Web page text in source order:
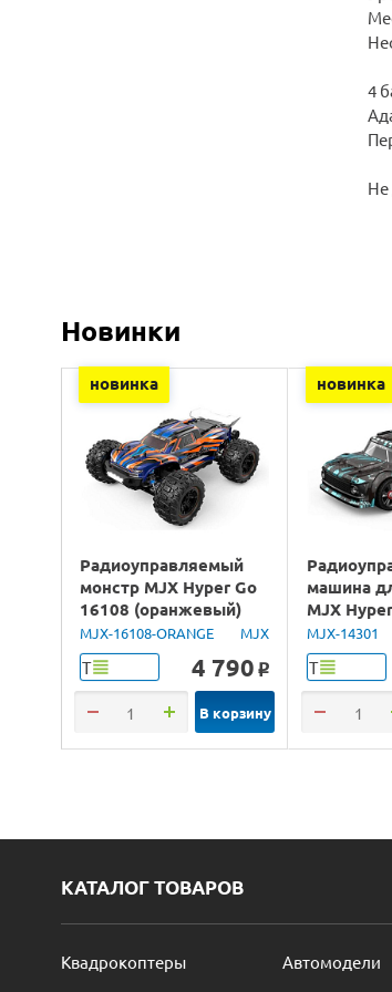
4
Не
Новинки
новинка
Радиоуправляемый
монстр MJX Hyper Go
16108 (оранжевый)
4WD 2.4G LED 1/16
RTR
MJX-16108-ORANGE MJX
Т 4 790 o
В корзину
новинка
машина
MJX
Brushless
LED 1/14
MJX-14301
Т
КАТАЛОГ ТОВАРОВ
Квадрокоптеры
Автомодели